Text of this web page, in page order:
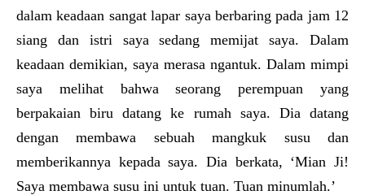
dalam keadaan sangat lapar saya berbaring pada jam 12
siang dan istri saya sedang memijat saya. Dalam
keadaan demikian, saya merasa ngantuk. Dalam mimpi
saya melihat bahwa seorang perempuan yang
berpakaian biru datang ke rumah saya. Dia datang
dengan membawa sebuah mangkuk susu dan
memberikannya kepada saya. Dia berkata, ‘Mian Ji!
Saya membawa susu ini untuk tuan. Tuan minumlah.’